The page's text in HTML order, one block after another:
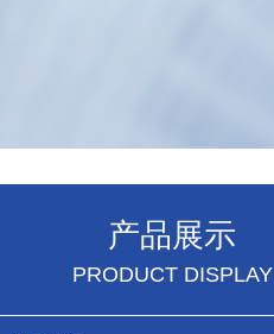
产品展示
PRODUCT DISPLAY